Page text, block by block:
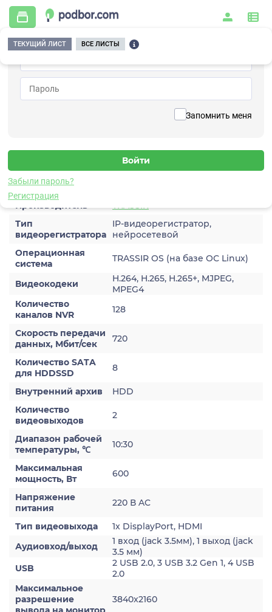
Запомнить меня
Забыли пароль?
Регистрация
ТЕКУЩИЙ ЛИСТ ВСЕ ЛИСТЫ
Главная / Видеонаблюдение / Регистраторы / TRASSIR NeuroStation
Вернуться к списку
Регистратор
Характеристики
Производитель
TRASSIR
Тип
видеорегистратора
IP-видеорегистратор,
нейросетевой
Операционная
система
TRASSIR OS (на базе ОС Linux)
Видеокодеки
H.264, H.265, H.265+, MJPEG,
MPEG4
Количество
каналов NVR
128
Скорость передачи
данных, Мбит/сек
720
Количество SATA
для HDDSSD
8
Внутренний архив
HDD
Количество
видеовыходов
2
Диапазон рабочей
температуры, ℃
10:30
Максимальная
мощность, Вт
600
Напряжение
питания
220 В AC
Тип видеовыхода
1x DisplayPort, HDMI
Аудиовход/выход
1 вход (jack 3.5мм), 1 выход (jack
3.5 мм)
USB
2 USB 2.0, 3 USB 3.2 Gen 1, 4 USB
2.0
Максимальное
разрешение
3840x2160